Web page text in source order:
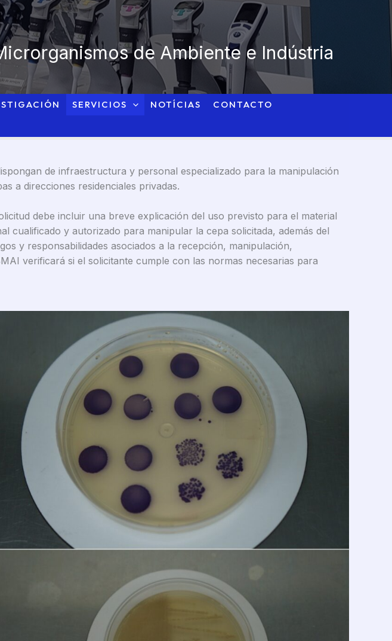
de Ambiente e Indústria
SERVICIOS NOTÍCIAS
CONTACTO
de infraestructura y personal especializado para la manipulación
a direcciones residenciales privadas.
debe incluir una breve explicación del uso previsto para el material
cualificado y autorizado para manipular la cepa solicitada, además del
y responsabilidades asociados a la recepción, manipulación,
verificará si el solicitante cumple con las normas necesarias para